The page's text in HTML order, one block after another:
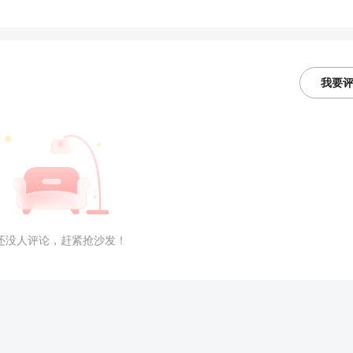
我要
没人评论，赶紧抢沙发！